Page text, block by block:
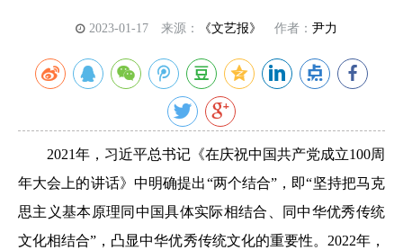
2023-01-17 来源： 《文艺报》 作者： 尹力
2021年，习近平总书记《在庆祝中国共产党成立100周
年大会上的讲话》中明确提出“两个结合”，即“坚持把马克
思主义基本原理同中国具体实际相结合、同中华优秀传统
文化相结合”，凸显中华优秀传统文化的重要性。2022年，